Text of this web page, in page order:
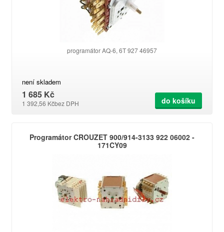
programátor AQ-6, 6T 927 46957
není skladem
1 685 Kč
1 392,56 Kčbez DPH do košíku
Programátor CROUZET 900/914-3133 922 06002 -
171CY09